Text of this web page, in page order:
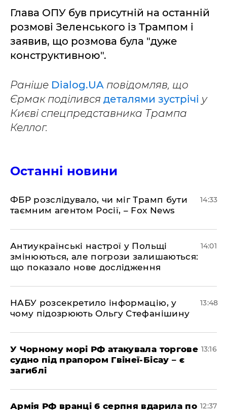
Глава ОПУ був присутній на останній
розмові Зеленського із Трампом і
заявив, що розмова була "дуже
конструктивною".
Раніше Dialog.UA повідомляв, що
Єрмак поділився деталями зустрічі у
Києві спецпредставника Трампа
Келлог.
Останні новини
ФБР розслідувало, чи міг Трамп бути
таємним агентом Росії, – Fox News
14:33
Антиукраїнські настрої у Польщі
змінюються, але погрози залишаються:
що показало нове дослідження
14:01
НАБУ розсекретило інформацію, у
чому підозрюють Ольгу Стефанішину
13:48
У Чорному морі РФ атакувала торгове
судно під прапором Гвінеї-Бісау – є
загиблі
13:16
Армія РФ вранці 6 серпня вдарила по 12:37